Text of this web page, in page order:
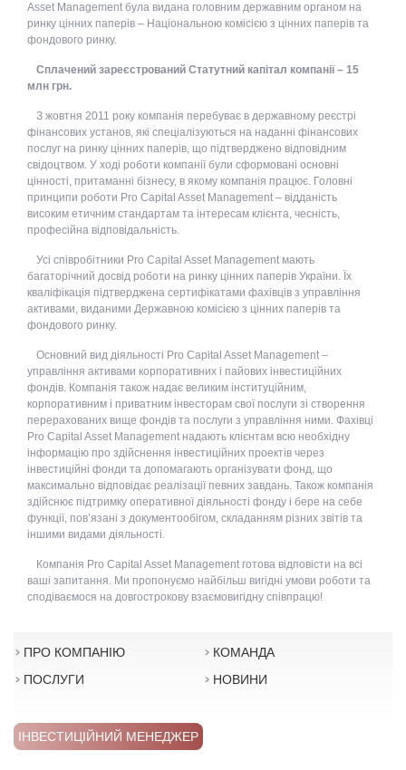
Asset Management була видана головним державним органом на
ринку цінних паперів – Національною комісією з цінних паперів та
фондового ринку.
Сплачений зареєстрований Статутний капітал компанії – 15
млн грн.
З жовтня 2011 року компанія перебуває в державному реєстрі
фінансових установ, які спеціалізуються на наданні фінансових
послуг на ринку цінних паперів, що підтверджено відповідним
свідоцтвом. У ході роботи компанії були сформовані основні
цінності, притаманні бізнесу, в якому компанія працює. Головні
принципи роботи Pro Capital Asset Management – відданість
високим етичним стандартам та інтересам клієнта, чесність,
професійна відповідальність.
Усі співробітники Pro Capital Asset Management мають
багаторічний досвід роботи на ринку цінних паперів України. Їх
кваліфікація підтверджена сертифікатами фахівців з управління
активами, виданими Державною комісією з цінних паперів та
фондового ринку.
Основний вид діяльності Pro Capital Asset Management –
управління активами корпоративних і пайових інвестиційних
фондів. Компанія також надає великим інституційним,
корпоративним і приватним інвесторам свої послуги зі створення
перерахованих вище фондів та послуги з управління ними. Фахівці
Pro Capital Asset Management надають клієнтам всю необхідну
інформацію про здійснення інвестиційних проектів через
інвестиційні фонди та допомагають організувати фонд, що
максимально відповідає реалізації певних завдань. Також компанія
здійснює підтримку оперативної діяльності фонду і бере на себе
функції, пов’язані з документообігом, складанням різних звітів та
іншими видами діяльності.
Компанія Pro Capital Asset Management готова відповісти на всі
ваші запитання. Ми пропонуємо найбільш вигідні умови роботи та
сподіваємося на довгострокову взаємовигідну співпрацю!
ПРО КОМПАНІЮ
КОМАНДА
ПОСЛУГИ
ІНВЕСТИЦІЙНИЙ МЕНЕДЖЕР
НОВИНИ